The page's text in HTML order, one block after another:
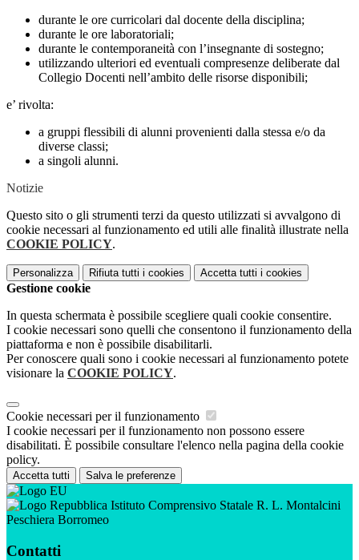
durante le ore curricolari dal docente della disciplina;
durante le ore laboratoriali;
durante le contemporaneità con l’insegnante di sostegno;
utilizzando ulteriori ed eventuali compresenze deliberate dal
Collegio Docenti nell’ambito delle risorse disponibili;
e’ rivolta:
a gruppi flessibili di alunni provenienti dalla stessa e/o da
diverse classi;
a singoli alunni.
Notizie
Questo sito o gli strumenti terzi da questo utilizzati si avvalgono di
cookie necessari al funzionamento ed utili alle finalità illustrate nella
COOKIE POLICY.
Personalizza Rifiuta tutti i cookies Accetta tutti i cookies
Gestione cookie
In questa schermata è possibile scegliere quali cookie consentire.
I cookie necessari sono quelli che consentono il funzionamento della
piattaforma e non è possibile disabilitarli.
Per conoscere quali sono i cookie necessari al funzionamento potete
visionare la COOKIE POLICY.
Cookie necessari per il funzionamento
I cookie necessari per il funzionamento non possono essere
disabilitati. È possibile consultare l'elenco nella pagina della cookie
policy.
Accetta tutti Salva le preferenze
Istituto Comprensivo Statale R. L. Montalcini
Peschiera Borromeo
Contatti